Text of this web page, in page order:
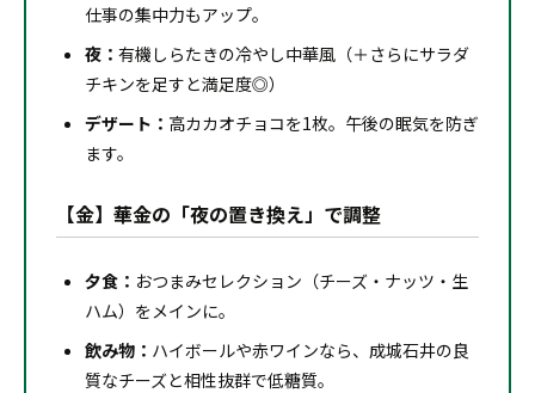
仕事の集中力もアップ。
夜： 有機しらたきの冷やし中華風（＋さらにサラダ
チキンを足すと満足度◎）
デザート： 高カカオチョコを1枚。午後の眠気を防ぎ
ます。
【金】華金の「夜の置き換え」で調整
夕食： おつまみセレクション（チーズ・ナッツ・生
ハム）をメインに。
飲み物： ハイボールや赤ワインなら、成城石井の良
質なチーズと相性抜群で低糖質。